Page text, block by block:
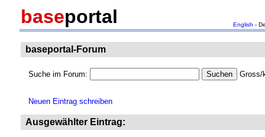
baseportal English -
baseportal-Forum
Suche im Forum: Gross/
Neuen Eintrag schreiben
Ausgewählter Eintrag: